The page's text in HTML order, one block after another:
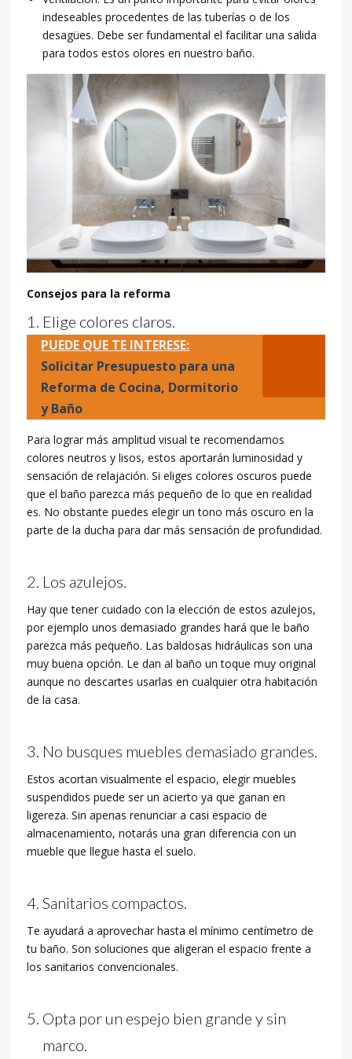
indeseables procedentes de las tuberías o de los
desagües. Debe ser fundamental el facilitar una salida
para todos estos olores en nuestro baño.
Consejos para la reforma
Elige colores claros.
PUEDE QUE TE INTERESE:
Solicitar Presupuesto para una
Reforma de Cocina, Dormitorio
y Baño
Para lograr más amplitud visual te recomendamos
colores neutros y lisos, estos aportarán luminosidad y
sensación de relajación. Si eliges colores oscuros puede
que el baño parezca más pequeño de lo que en realidad
es. No obstante puedes elegir un tono más oscuro en la
parte de la ducha para dar más sensación de profundidad.
Los azulejos.
Hay que tener cuidado con la elección de estos azulejos,
por ejemplo unos demasiado grandes hará que le baño
parezca más pequeño. Las baldosas hidráulicas son una
muy buena opción. Le dan al baño un toque muy original
aunque no descartes usarlas en cualquier otra habitación
de la casa.
No busques muebles demasiado grandes.
Estos acortan visualmente el espacio, elegir muebles
suspendidos puede ser un acierto ya que ganan en
ligereza. Sin apenas renunciar a casi espacio de
almacenamiento, notarás una gran diferencia con un
mueble que llegue hasta el suelo.
Sanitarios compactos.
Te ayudará a aprovechar hasta el mínimo centímetro de
tu baño. Son soluciones que aligeran el espacio frente a
los sanitarios convencionales.
Opta por un espejo bien grande y sin
marco.